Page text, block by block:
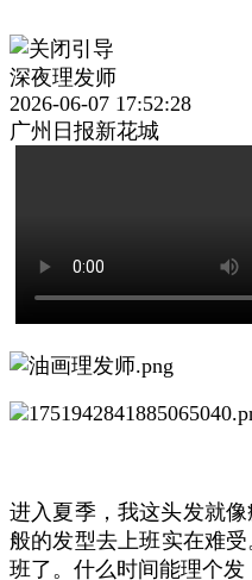
深夜理发师
2026-06-07 17:52:28
广州日报新花城
进入夏季，我这头发就
般的发型去上班实在难
班了。什么时间能理个发